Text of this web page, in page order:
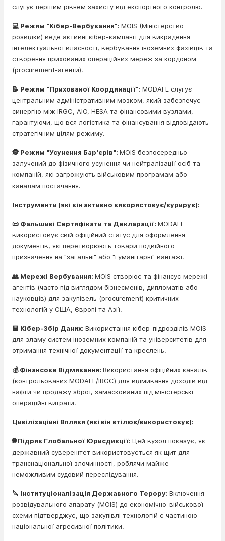
слугує першим рівнем захисту від експортного контролю.
💻 Режим "Кібер-Вербування": MOIS (Міністерство
розвідки) веде активні кібер-кампанії для викрадення
інтелектуальної власності, вербування іноземних фахівців та
створення прихованих операційних мереж за кордоном
(procurement-агенти).
📝 Режим "Прихованої Координації": MODAFL слугує
центральним адміністративним мозком, який забезпечує
синергію між IRGC, AIO, HESA та фінансовими вузлами,
гарантуючи, що вся логістика та фінансування відповідають
стратегічним цілям режиму.
🕵️ Режим "Усунення Бар'єрів": MOIS безпосередньо
залучений до фізичного усунення чи нейтралізації осіб та
компаній, які загрожують військовим програмам або
каналам постачання.
Інструменти (які він активно використовує/курирує):
📜 Фальшиві Сертифікати та Декларації: MODAFL
використовує свій офіційний статус для оформлення
документів, які перетворюють товари подвійного
призначення на "загальні" або "гуманітарні" вантажі.
👥 Мережі Вербування: MOIS створює та фінансує мережі
агентів (часто під виглядом бізнесменів, дипломатів або
науковців) для закупівель (procurement) критичних
технологій у США, Європі та Азії.
💾 Кібер-Збір Даних: Використання кібер-підрозділів MOIS
для зламу систем іноземних компаній та університетів для
отримання технічної документації та креслень.
💰 Фінансове Відмивання: Використання офіційних каналів
(контрольованих MODAFL/IRGC) для відмивання доходів від
нафти чи продажу зброї, замаскованих під міністерські
операційні витрати.
Цивілізаційні Впливи (які він втілює/використовує):
🌐 Підрив Глобальної Юрисдикції: Цей вузол показує, як
державний суверенітет використовується як щит для
транснаціональної злочинності, роблячи майже
неможливим судовий переслідування.
🔪 Інституціоналізація Державного Терору: Включення
розвідувального апарату (MOIS) до економічно-військової
схеми підтверджує, що закупівлі технологій є частиною
національної агресивної політики.